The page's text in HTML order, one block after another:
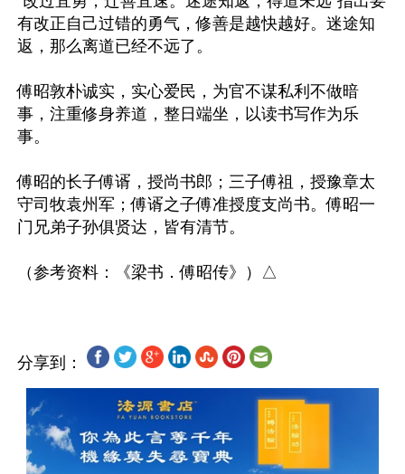
有改正自己过错的勇气，修善是越快越好。迷途知
返，那么离道已经不远了。
傅昭敦朴诚实，实心爱民，为官不谋私利不做暗
事，注重修身养道，整日端坐，以读书写作为乐
事。
傅昭的长子傅谞，授尚书郎；三子傅祖，授豫章太
守司牧袁州军；傅谞之子傅准授度支尚书。傅昭一
门兄弟子孙俱贤达，皆有清节。
分享到：